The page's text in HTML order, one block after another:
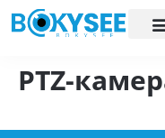
PTZ-